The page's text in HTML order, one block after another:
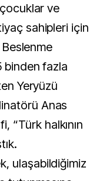
ve
sahipleri için
Beslenme
binden fazla
Yeryüzü
Anas
“Türk halkının
ulaşabildiğimiz